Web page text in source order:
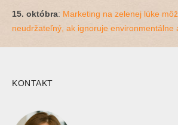
15. októbra: Marketing na zelenej lúke
neudržateľný, ak ignoruje environmentálne
KONTAKT